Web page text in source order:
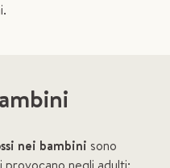
nei bambini sono